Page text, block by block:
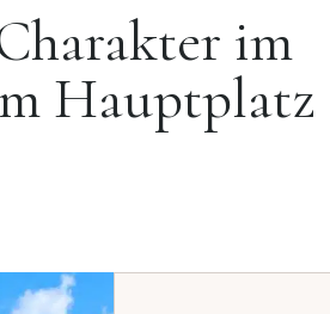
im
Hauptplatz